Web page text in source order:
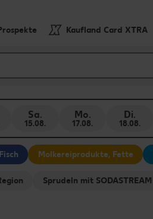
Kaufland Card XTRA
Sa.
15.08.
Mo.
17.08.
Di.
18.08.
Fisch Molkereiprodukte, Fette
Sprudeln mit SODASTREAM